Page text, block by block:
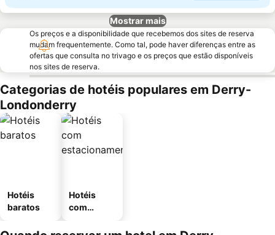
Mostrar mais
Os preços e a disponibilidade que recebemos dos sites de reserva
mudam frequentemente. Como tal, pode haver diferenças entre as
ofertas que consulta no trivago e os preços que estão disponíveis
nos sites de reserva.
Categorias de hotéis populares em Derry-
Londonderry
Hotéis
baratos
Hotéis
com
mento